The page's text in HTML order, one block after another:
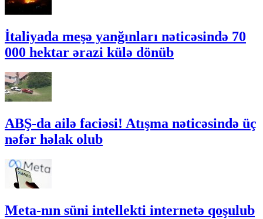
İtaliyada meşə yanğınları nəticəsində 70
000 hektar ərazi külə dönüb
ABŞ-da ailə faciəsi! Atışma nəticəsində üç
nəfər həlak olub
Meta-nın süni intellekti internetə qoşulub